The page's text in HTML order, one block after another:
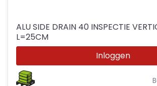
ALU SIDE DRAIN 40 INSPECTIE
L=25CM
Inloggen